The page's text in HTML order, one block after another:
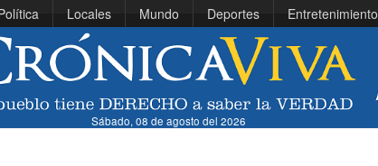
Locales Mundo Deportes Entretenimiento
Sábado, 08 de agosto del 2026